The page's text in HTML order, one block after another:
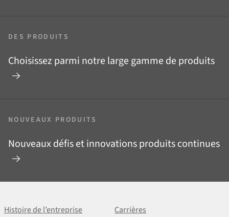
DES PRODUITS
Choisissez parmi notre large gamme de produits
NOUVEAUX PRODUITS
Nouveaux défis et innovations produits continues
Histoire de l’entreprise Carrières